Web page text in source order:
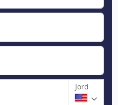
Jord